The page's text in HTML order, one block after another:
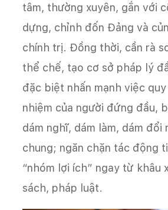
tâm, thường xuyên, gắn với
dựng, chỉnh đốn Đảng và
chính trị. Đồng thời, cần rà
thể chế, tạo cơ sở pháp lý
đặc biệt nhấn mạnh việc
nhiệm của người đứng đầu,
dám nghĩ, dám làm, dám đổi
chung; ngăn chặn tác động
“nhóm lợi ích” ngay từ khâu
sách, pháp luật.